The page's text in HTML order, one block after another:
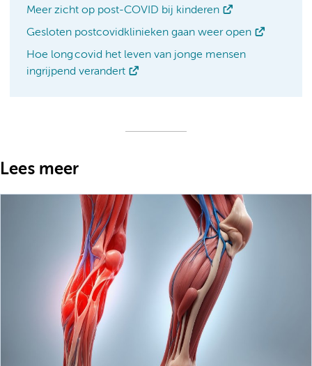
Meer zicht op post-COVID bij kinderen
Gesloten postcovidklinieken gaan weer open
Hoe long covid het leven van jonge mensen
ingrijpend verandert
Lees meer